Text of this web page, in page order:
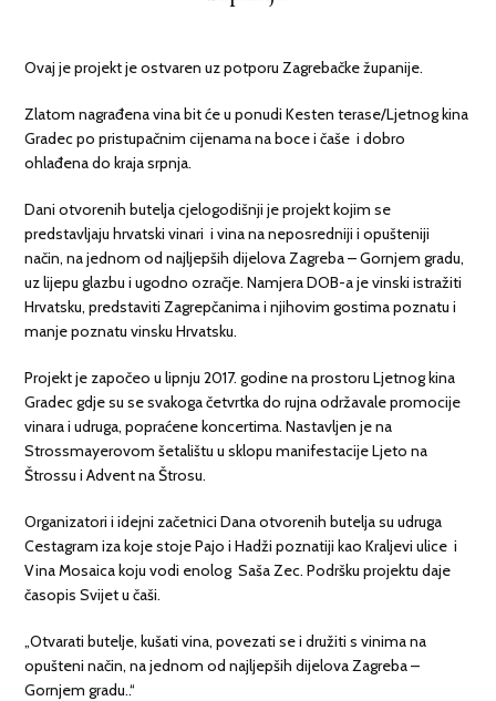
Ovaj je projekt je ostvaren uz potporu Zagrebačke županije.
Zlatom nagrađena vina bit će u ponudi Kesten terase/Ljetnog kina
Gradec po pristupačnim cijenama na boce i čaše i dobro
ohlađena do kraja srpnja.
Dani otvorenih butelja cjelogodišnji je projekt kojim se
predstavljaju hrvatski vinari i vina na neposredniji i opušteniji
način, na jednom od najljepših dijelova Zagreba – Gornjem gradu,
uz lijepu glazbu i ugodno ozračje. Namjera DOB-a je vinski istražiti
Hrvatsku, predstaviti Zagrepčanima i njihovim gostima poznatu i
manje poznatu vinsku Hrvatsku.
Projekt je započeo u lipnju 2017. godine na prostoru Ljetnog kina
Gradec gdje su se svakoga četvrtka do rujna održavale promocije
vinara i udruga, popraćene koncertima. Nastavljen je na
Strossmayerovom šetalištu u sklopu manifestacije Ljeto na
Štrossu i Advent na Štrosu.
Organizatori i idejni začetnici Dana otvorenih butelja su udruga
Cestagram iza koje stoje Pajo i Hadži poznatiji kao Kraljevi ulice i
Vina Mosaica koju vodi enolog Saša Zec. Podršku projektu daje
časopis Svijet u čaši.
„Otvarati butelje, kušati vina, povezati se i družiti s vinima na
opušteni način, na jednom od najljepših dijelova Zagreba –
Gornjem gradu..“